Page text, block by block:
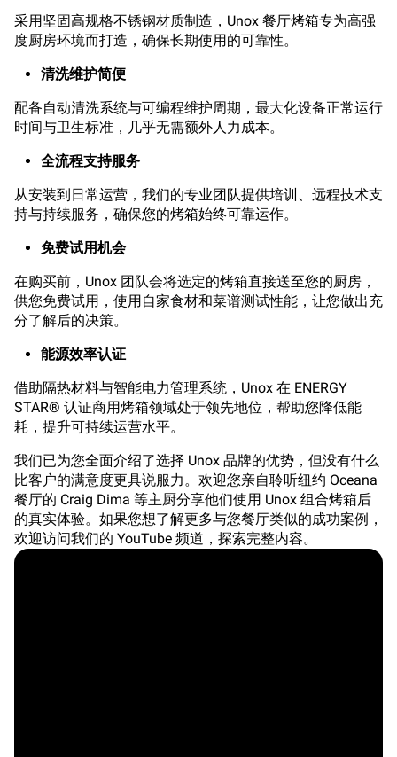
采用坚固高规格不锈钢材质制造，Unox 餐厅烤箱专为高强
度厨房环境而打造，确保长期使用的可靠性。
清洗维护简便
配备自动清洗系统与可编程维护周期，最大化设备正常运行
时间与卫生标准，几乎无需额外人力成本。
全流程支持服务
从安装到日常运营，我们的专业团队提供培训、远程技术支
持与持续服务，确保您的烤箱始终可靠运作。
免费试用机会
在购买前，Unox 团队会将选定的烤箱直接送至您的厨房，
供您免费试用，使用自家食材和菜谱测试性能，让您做出充
分了解后的决策。
能源效率认证
借助隔热材料与智能电力管理系统，Unox 在 ENERGY
STAR® 认证商用烤箱领域处于领先地位，帮助您降低能
耗，提升可持续运营水平。
我们已为您全面介绍了选择 Unox 品牌的优势，但没有什么
比客户的满意度更具说服力。欢迎您亲自聆听纽约 Oceana
餐厅的 Craig Dima 等主厨分享他们使用 Unox 组合烤箱后
的真实体验。如果您想了解更多与您餐厅类似的成功案例，
欢迎访问我们的 YouTube 频道，探索完整内容。